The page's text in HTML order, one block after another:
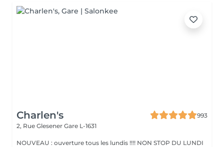
Charlen's
993
2, Rue Glesener Gare L-1631
NOUVEAU : ouverture tous les lundis !!!! NON STOP DU LUNDI